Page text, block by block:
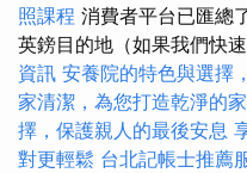
照課程 消費者平台已匯總
英鎊目的地（如果我們快
資訊 安養院的特色與選擇
家清潔，為您打造乾淨的
擇，保護親人的最後安息
對更輕鬆 台北記帳士推薦